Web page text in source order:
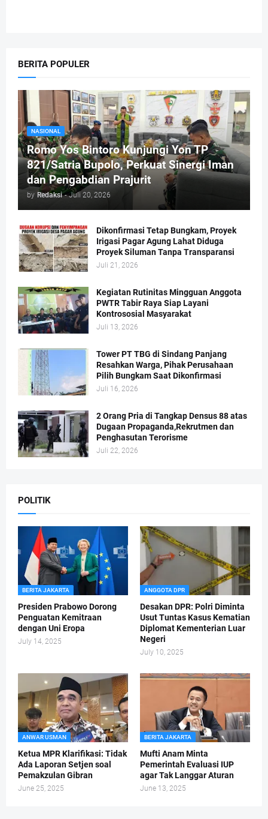
BERITA POPULER
NASIONAL
Romo Yos Bintoro Kunjungi Yon TP
821/Satria Bupolo, Perkuat Sinergi Iman
dan Pengabdian Prajurit
by Redaksi - Juli 20, 2026
Dikonfirmasi Tetap Bungkam, Proyek
Irigasi Pagar Agung Lahat Diduga
Proyek Siluman Tanpa Transparansi
Juli 21, 2026
Kegiatan Rutinitas Mingguan Anggota
PWTR Tabir Raya Siap Layani
Kontrososial Masyarakat
Juli 13, 2026
Tower PT TBG di Sindang Panjang
Resahkan Warga, Pihak Perusahaan
Pilih Bungkam Saat Dikonfirmasi
Juli 16, 2026
2 Orang Pria di Tangkap Densus 88 atas
Dugaan Propaganda,Rekrutmen dan
Penghasutan Terorisme
Juli 22, 2026
POLITIK
BERITA JAKARTA
Presiden Prabowo Dorong
Penguatan Kemitraan
dengan Uni Eropa
July 14, 2025
ANGGOTA DPR
Desakan DPR: Polri Diminta
Usut Tuntas Kasus Kematian
Diplomat Kementerian Luar
Negeri
July 10, 2025
ANWAR USMAN
Ketua MPR Klarifikasi: Tidak
Ada Laporan Setjen soal
Pemakzulan Gibran
June 25, 2025
BERITA JAKARTA
Mufti Anam Minta
Pemerintah Evaluasi IUP
agar Tak Langgar Aturan
June 13, 2025